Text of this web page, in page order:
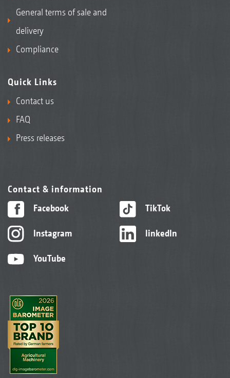
General terms of sale and
delivery
Compliance
Quick Links
Contact us
FAQ
Press releases
Contact & information
Facebook
Instagram
YouTube
TikTok
linkedIn